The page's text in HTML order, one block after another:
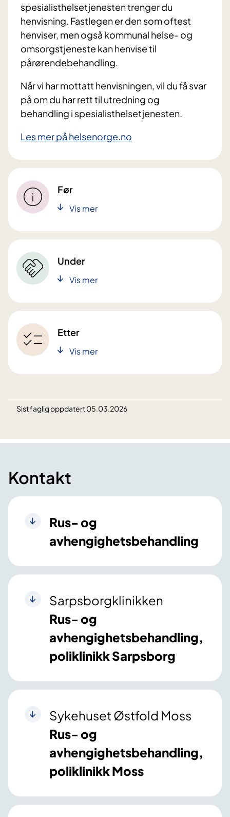
spesialisthelsetjenesten trenger du
henvisning. Fastlegen er den som oftest
henviser, men også kommunal helse- og
omsorgstjeneste kan henvise til
pårørendebehandling.
Når vi har mottatt henvisningen, vil du få svar
på om du har rett til utredning og
behandling i spesialisthelsetjenesten.
Les mer på helsenorge.no
Før
Vis mer
Under
Vis mer
Etter
Vis mer
Sist faglig oppdatert 05.03.2026
Kontakt
Rus- og
avhengighetsbehandling
Sarpsborgklinikken
Rus- og
avhengighetsbehandling,
poliklinikk Sarpsborg
Sykehuset Østfold Moss
Rus- og
avhengighetsbehandling,
poliklinikk Moss